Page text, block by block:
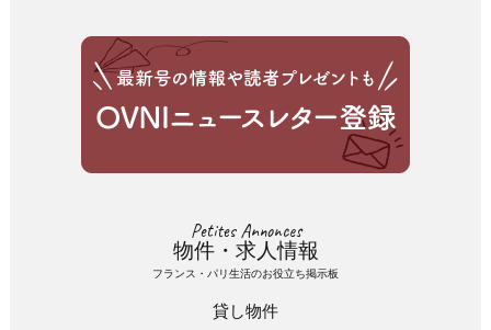
Petites Annonces
物件・求人情報
フランス・パリ生活のお役立ち掲示板
貸し物件